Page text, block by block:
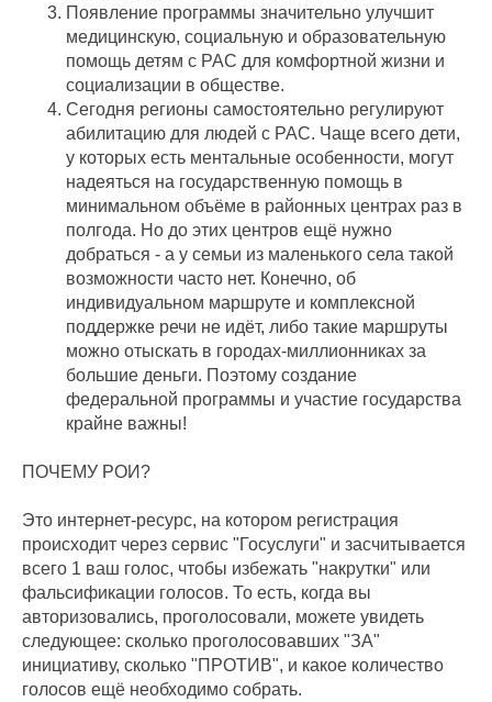
Появление программы значительно улучшит
медицинскую, социальную и образовательную
помощь детям с РАС для комфортной жизни и
социализации в обществе.
Сегодня регионы самостоятельно регулируют
абилитацию для людей с РАС. Чаще всего дети,
у которых есть ментальные особенности, могут
надеяться на государственную помощь в
минимальном объёме в районных центрах раз в
полгода. Но до этих центров ещё нужно
добраться - а у семьи из маленького села такой
возможности часто нет. Конечно, об
индивидуальном маршруте и комплексной
поддержке речи не идёт, либо такие маршруты
можно отыскать в городах-миллионниках за
большие деньги. Поэтому создание
федеральной программы и участие государства
крайне важны!
ПОЧЕМУ РОИ?
Это интернет-ресурс, на котором регистрация
происходит через сервис "Госуслуги" и засчитывается
всего 1 ваш голос, чтобы избежать "накрутки" или
фальсификации голосов. То есть, когда вы
авторизовались, проголосовали, можете увидеть
следующее: сколько проголосовавших "ЗА"
инициативу, сколько "ПРОТИВ", и какое количество
голосов ещё необходимо собрать.